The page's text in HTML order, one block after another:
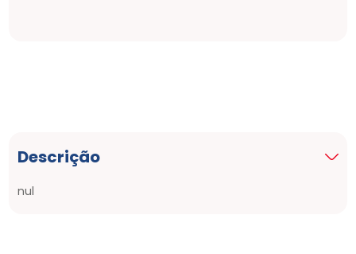
Descrição
nul